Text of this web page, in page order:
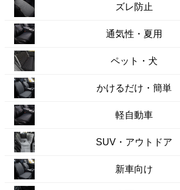
ズレ防止
通気性・夏用
ペット・犬
かけるだけ・簡単
軽自動車
SUV・アウトドア
新車向け